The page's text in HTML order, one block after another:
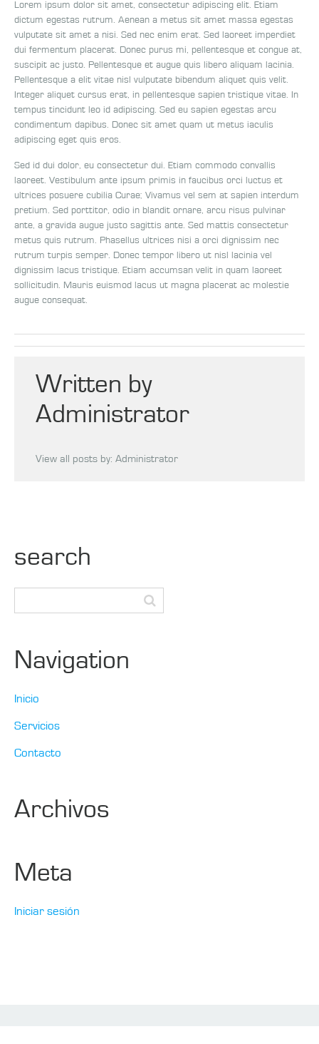
Lorem ipsum dolor sit amet, consectetur adipiscing elit. Etiam
dictum egestas rutrum. Aenean a metus sit amet massa egestas
vulputate sit amet a nisi. Sed nec enim erat. Sed laoreet imperdiet
dui fermentum placerat. Donec purus mi, pellentesque et congue at,
suscipit ac justo. Pellentesque et augue quis libero aliquam lacinia.
Pellentesque a elit vitae nisl vulputate bibendum aliquet quis velit.
Integer aliquet cursus erat, in pellentesque sapien tristique vitae. In
tempus tincidunt leo id adipiscing. Sed eu sapien egestas arcu
condimentum dapibus. Donec sit amet quam ut metus iaculis
adipiscing eget quis eros.
Sed id dui dolor, eu consectetur dui. Etiam commodo convallis
laoreet. Vestibulum ante ipsum primis in faucibus orci luctus et
ultrices posuere cubilia Curae; Vivamus vel sem at sapien interdum
pretium. Sed porttitor, odio in blandit ornare, arcu risus pulvinar
ante, a gravida augue justo sagittis ante. Sed mattis consectetur
metus quis rutrum. Phasellus ultrices nisi a orci dignissim nec
rutrum turpis semper. Donec tempor libero ut nisl lacinia vel
dignissim lacus tristique. Etiam accumsan velit in quam laoreet
sollicitudin. Mauris euismod lacus ut magna placerat ac molestie
augue consequat.
Written by
Administrator
View all posts by: Administrator
search
Navigation
Inicio
Servicios
Contacto
Archivos
Meta
Iniciar sesión